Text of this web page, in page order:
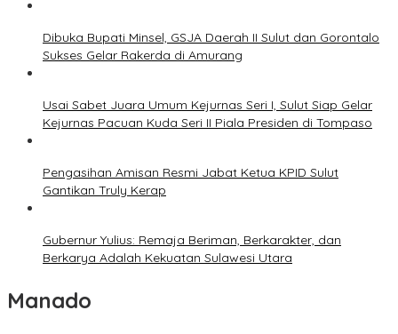
Dibuka Bupati Minsel, GSJA Daerah II Sulut dan Gorontalo
Sukses Gelar Rakerda di Amurang
Usai Sabet Juara Umum Kejurnas Seri I, Sulut Siap Gelar
Kejurnas Pacuan Kuda Seri II Piala Presiden di Tompaso
Pengasihan Amisan Resmi Jabat Ketua KPID Sulut
Gantikan Truly Kerap
Gubernur Yulius: Remaja Beriman, Berkarakter, dan
Berkarya Adalah Kekuatan Sulawesi Utara
Manado